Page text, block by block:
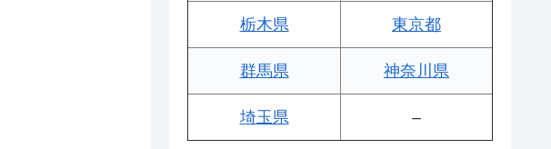
栃木県 東京都
群馬県 神奈川県
埼玉県 –